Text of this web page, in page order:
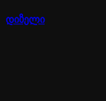
დიზელი